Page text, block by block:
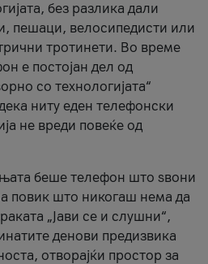
без разлика дали
пешаци, велосипедисти или
тротинети. Во време
е постојан дел од
со технологијата“
ниту еден телефонски
не вреди повеќе од
беше телефон што ѕвони
повик што никогаш нема да
„Јави се и слушни“,
денови предизвика
отворајќи простор за